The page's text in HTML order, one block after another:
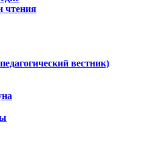
чтения
вестник)